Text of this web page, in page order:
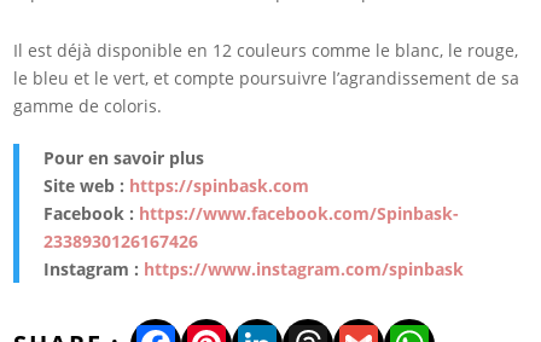
Il est déjà disponible en 12 couleurs comme le blanc, le rouge,
le bleu et le vert, et compte poursuivre l’agrandissement de sa
gamme de coloris.
Pour en savoir plus
Site web : https://spinbask.com
Facebook : https://www.facebook.com/Spinbask-
2338930126167426
Instagram : https://www.instagram.com/spinbask